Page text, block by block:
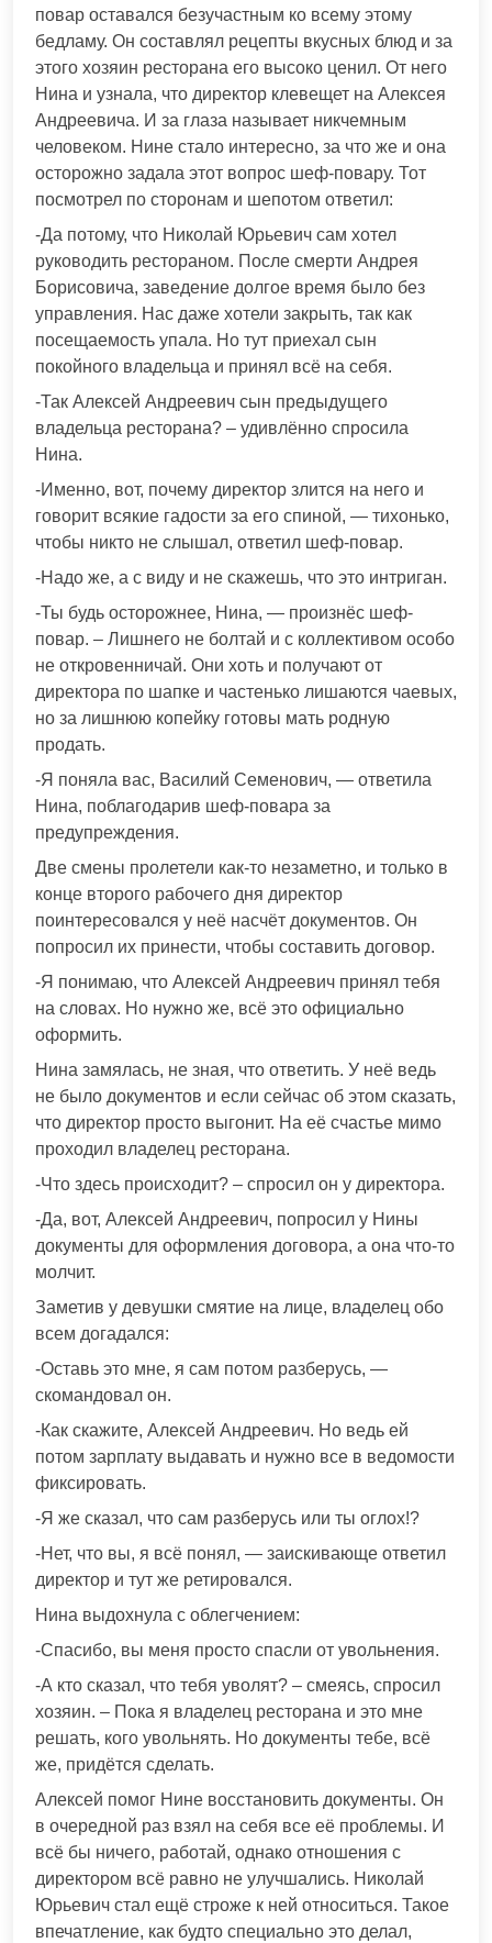
повар оставался безучастным ко всему этому
бедламу. Он составлял рецепты вкусных блюд и за
этого хозяин ресторана его высоко ценил. От него
Нина и узнала, что директор клевещет на Алексея
Андреевича. И за глаза называет никчемным
человеком. Нине стало интересно, за что же и она
осторожно задала этот вопрос шеф-повару. Тот
посмотрел по сторонам и шепотом ответил:
-Да потому, что Николай Юрьевич сам хотел
руководить рестораном. После смерти Андрея
Борисовича, заведение долгое время было без
управления. Нас даже хотели закрыть, так как
посещаемость упала. Но тут приехал сын
покойного владельца и принял всё на себя.
-Так Алексей Андреевич сын предыдущего
владельца ресторана? – удивлённо спросила
Нина.
-Именно, вот, почему директор злится на него и
говорит всякие гадости за его спиной, — тихонько,
чтобы никто не слышал, ответил шеф-повар.
-Надо же, а с виду и не скажешь, что это интриган.
-Ты будь осторожнее, Нина, — произнёс шеф-
повар. – Лишнего не болтай и с коллективом особо
не откровенничай. Они хоть и получают от
директора по шапке и частенько лишаются чаевых,
но за лишнюю копейку готовы мать родную
продать.
-Я поняла вас, Василий Семенович, — ответила
Нина, поблагодарив шеф-повара за
предупреждения.
Две смены пролетели как-то незаметно, и только в
конце второго рабочего дня директор
поинтересовался у неё насчёт документов. Он
попросил их принести, чтобы составить договор.
-Я понимаю, что Алексей Андреевич принял тебя
на словах. Но нужно же, всё это официально
оформить.
Нина замялась, не зная, что ответить. У неё ведь
не было документов и если сейчас об этом сказать,
что директор просто выгонит. На её счастье мимо
проходил владелец ресторана.
-Что здесь происходит? – спросил он у директора.
-Да, вот, Алексей Андреевич, попросил у Нины
документы для оформления договора, а она что-то
молчит.
Заметив у девушки смятие на лице, владелец обо
всем догадался:
-Оставь это мне, я сам потом разберусь, —
скомандовал он.
-Как скажите, Алексей Андреевич. Но ведь ей
потом зарплату выдавать и нужно все в ведомости
фиксировать.
-Я же сказал, что сам разберусь или ты оглох!?
-Нет, что вы, я всё понял, — заискивающе ответил
директор и тут же ретировался.
Нина выдохнула с облегчением:
-Спасибо, вы меня просто спасли от увольнения.
-А кто сказал, что тебя уволят? – смеясь, спросил
хозяин. – Пока я владелец ресторана и это мне
решать, кого увольнять. Но документы тебе, всё
же, придётся сделать.
Алексей помог Нине восстановить документы. Он
в очередной раз взял на себя все её проблемы. И
всё бы ничего, работай, однако отношения с
директором всё равно не улучшались. Николай
Юрьевич стал ещё строже к ней относиться. Такое
впечатление, как будто специально это делал,